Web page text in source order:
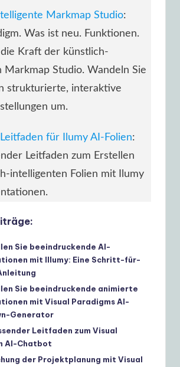
Markmap Studio:
Was ist neu. Funktionen.
die Kraft der künstlich-
Markmap Studio. Wandeln Sie
strukturierte, interaktive
um.
für Ilumy AI-Folien:
Leitfaden zum Erstellen
intelligenten Folien mit Ilumy
Sie beeindruckende AI-
mit Illumy: Eine Schritt-für-
Sie beeindruckende animierte
mit Visual Paradigms AI-
Generator
Leitfaden zum Visual
AI-Chatbot
der Projektplanung mit Visual